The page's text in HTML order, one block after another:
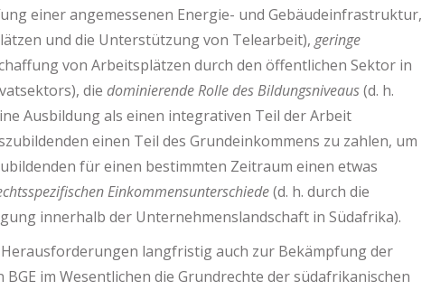
einer angemessenen Energie- und Gebäudeinfrastruktur,
und die Unterstützung von Telearbeit), geringe
von Arbeitsplätzen durch den öffentlichen Sektor in
die dominierende Rolle des Bildungsniveaus(d. h.
Ausbildung als einen integrativen Teil der Arbeit
einen Teil des Grundeinkommens zu zahlen, um
für einen bestimmten Zeitraum einen etwas
Einkommensunterschiede(d. h. durch die
innerhalb der Unternehmenslandschaft in Südafrika).
langfristig auch zur Bekämpfung der
BGE im Wesentlichen die Grundrechte der südafrikanischen